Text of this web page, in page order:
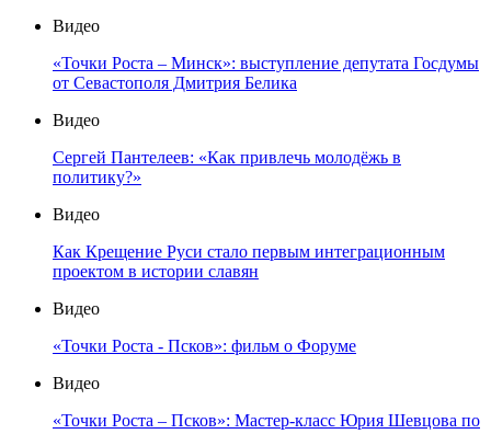
Видео
«Точки Роста – Минск»: выступление депутата Госдумы
от Севастополя Дмитрия Белика
Видео
Сергей Пантелеев: «Как привлечь молодёжь в
политику?»
Видео
Как Крещение Руси стало первым интеграционным
проектом в истории славян
Видео
«Точки Роста - Псков»: фильм о Форуме
Видео
«Точки Роста – Псков»: Мастер-класс Юрия Шевцова по